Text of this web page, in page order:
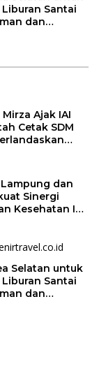
Liburan Santai
dan
Ajak IAI
Cetak SDM
dan
Sinergi
Kesehatan Ibu
Selatan untuk
Liburan Santai
dan